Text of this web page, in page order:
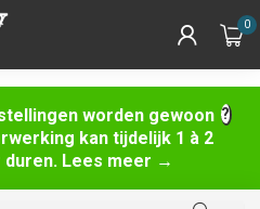
worden gewoon
kan tijdelijk 1 à 2
Lees meer →
0